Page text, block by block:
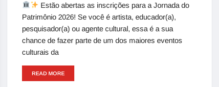
Estão abertas as inscrições para a Jornada do
Patrimônio 2026! Se você é artista, educador(a),
pesquisador(a) ou agente cultural, essa é a sua
chance de fazer parte de um dos maiores eventos
culturais da
READ MORE